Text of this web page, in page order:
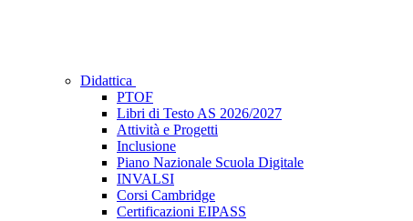
Didattica
PTOF
Libri di Testo AS 2026/2027
Attività e Progetti
Inclusione
Piano Nazionale Scuola Digitale
INVALSI
Corsi Cambridge
Certificazioni EIPASS